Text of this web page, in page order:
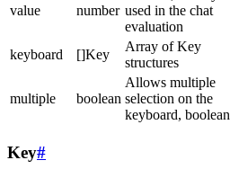
value number used in the chat
evaluation
keyboard []Key
Array of Key
structures
multiple boolean
Allows multiple
selection on the
keyboard, boolean
Key#